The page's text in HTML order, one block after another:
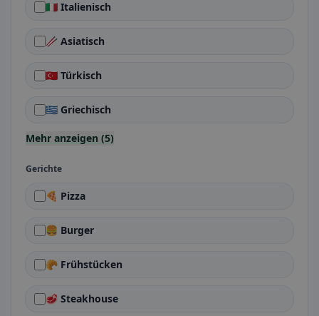
🇮🇹 Italienisch
🥢 Asiatisch
🇹🇷 Türkisch
🇬🇷 Griechisch
Mehr anzeigen (5)
Gerichte
🍕 Pizza
🍔 Burger
🥐 Frühstücken
🥩 Steakhouse